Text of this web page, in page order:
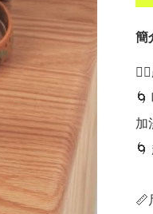
簡
加
📏